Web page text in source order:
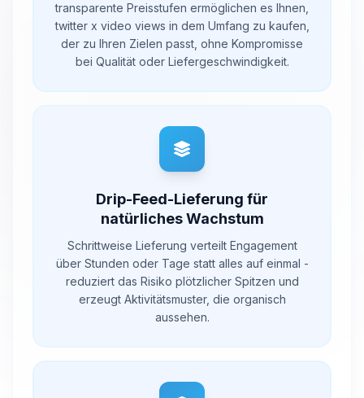
transparente Preisstufen ermöglichen es Ihnen,
twitter x video views in dem Umfang zu kaufen,
der zu Ihren Zielen passt, ohne Kompromisse
bei Qualität oder Liefergeschwindigkeit.
Drip-Feed-Lieferung für
natürliches Wachstum
Schrittweise Lieferung verteilt Engagement
über Stunden oder Tage statt alles auf einmal -
reduziert das Risiko plötzlicher Spitzen und
erzeugt Aktivitätsmuster, die organisch
aussehen.